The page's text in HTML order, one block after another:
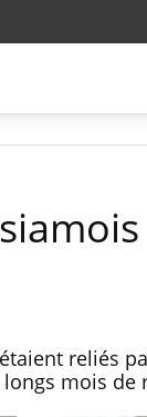
reliés
mois de